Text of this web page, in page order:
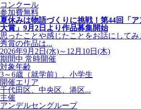
コンクール
参加費無料
夏休みは物語づくりに挑戦！第44回「
大賞」9月2日より作品募集開始
思ったことや感じたことをお話にして
秀賞の作品は...
2026年9月2日(水)～12月10日(木)
期間中 常時開催
対象年齢
3～6歳（就学前）、小学生
開催エリア
千代田区、中央区、港区...
主催
アンデルセングループ